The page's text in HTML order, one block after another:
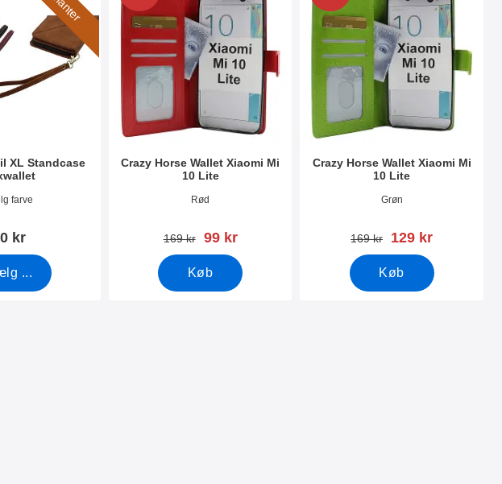
XL Standcase
farve
kr
...
Crazy Horse Wallet Xiaomi Mi
10 Lite
Rød
pris
169 kr pris
99 kr
Køb
Crazy Horse Wallet Xiaomi Mi
10 Lite
Grøn
pris
169 kr pris
129 kr
Køb